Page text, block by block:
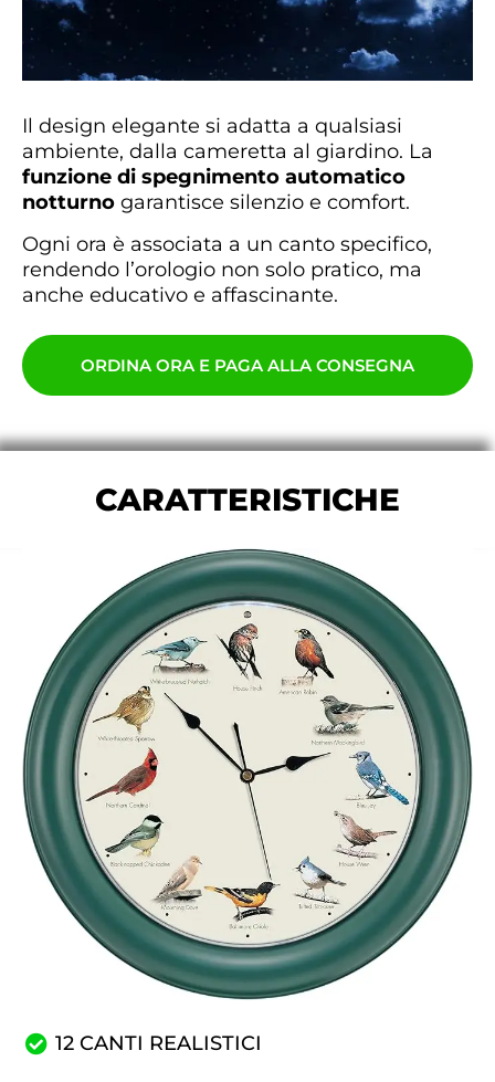
Il design elegante si adatta a qualsiasi
ambiente, dalla cameretta al giardino. La
funzione di spegnimento automatico
notturno garantisce silenzio e comfort.
Ogni ora è associata a un canto specifico,
rendendo l’orologio non solo pratico, ma
anche educativo e affascinante.
ORDINA ORA E PAGA ALLA CONSEGNA
CARATTERISTICHE
12 CANTI REALISTICI